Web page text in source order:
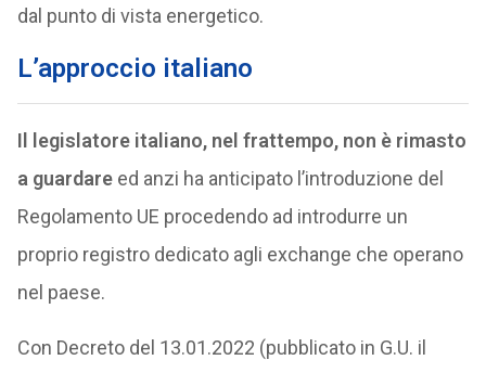
dal punto di vista energetico.
L’approccio italiano
Il legislatore italiano, nel frattempo, non è rimasto
a guardareed anzi ha anticipato l’introduzione del
Regolamento UE procedendo ad introdurre un
proprio registro dedicato agli exchange che operano
nel paese.
Con Decreto del 13.01.2022 (pubblicato in G.U. il